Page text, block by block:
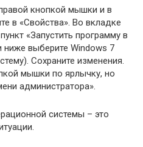
кнопкой мышки и в
в «Свойства». Во вкладке
«Запустить программу в
выберите Windows 7
Сохраните изменения.
мышки по ярлычку, но
администратора».
системы – это